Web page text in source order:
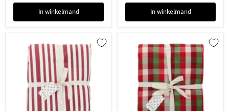
In winkelmand In winkelmand